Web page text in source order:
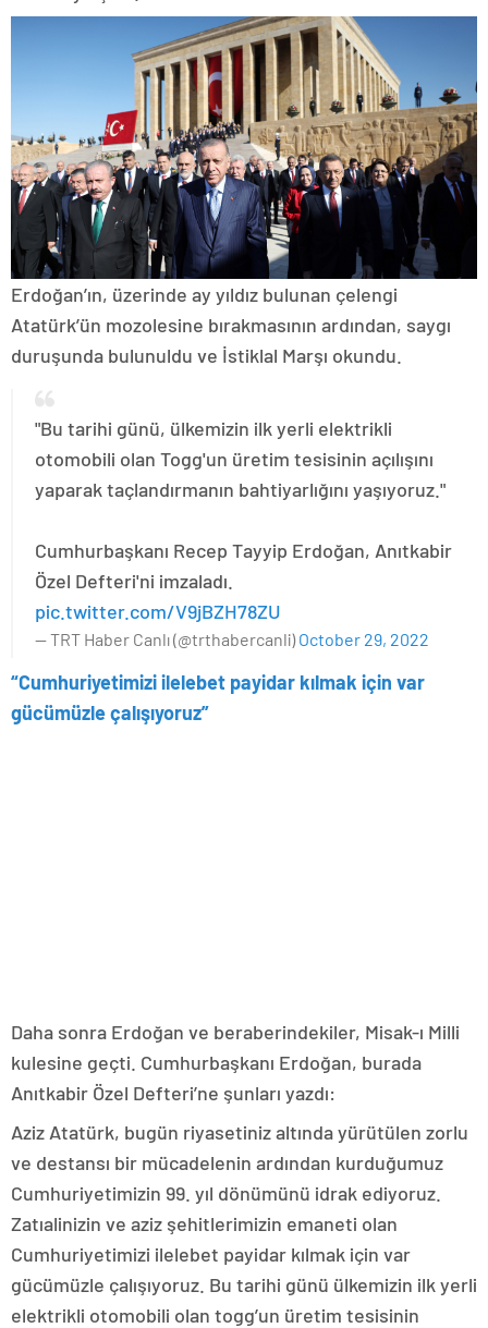
Erdoğan’ın, üzerinde ay yıldız bulunan çelengi
Atatürk’ün mozolesine bırakmasının ardından, saygı
duruşunda bulunuldu ve İstiklal Marşı okundu.
"Bu tarihi günü, ülkemizin ilk yerli elektrikli
otomobili olan Togg'un üretim tesisinin açılışını
yaparak taçlandırmanın bahtiyarlığını yaşıyoruz."
Cumhurbaşkanı Recep Tayyip Erdoğan, Anıtkabir
Özel Defteri'ni imzaladı.
pic.twitter.com/V9jBZH78ZU
— TRT Haber Canlı (@trthabercanli)October 29, 2022
“Cumhuriyetimizi ilelebet payidar kılmak için var
gücümüzle çalışıyoruz”
Daha sonra Erdoğan ve beraberindekiler, Misak-ı Milli
kulesine geçti. Cumhurbaşkanı Erdoğan, burada
Anıtkabir Özel Defteri’ne şunları yazdı:
Aziz Atatürk, bugün riyasetiniz altında yürütülen zorlu
ve destansı bir mücadelenin ardından kurduğumuz
Cumhuriyetimizin 99. yıl dönümünü idrak ediyoruz.
Zatıalinizin ve aziz şehitlerimizin emaneti olan
Cumhuriyetimizi ilelebet payidar kılmak için var
gücümüzle çalışıyoruz. Bu tarihi günü ülkemizin ilk yerli
elektrikli otomobili olan togg’un üretim tesisinin